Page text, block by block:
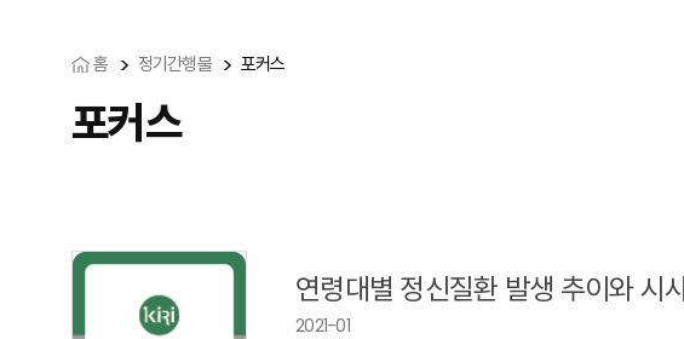
홈 정기간행물 포커스
포커스
연령대별 정신질환 발생 추이와 시
2021-01